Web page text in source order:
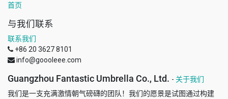
首页
与我们联系
联系我们
+86 20 3627 8101
info@goooleee.com
Guangzhou Fantastic Umbrella Co., Ltd. - 关于我们
我们是一支充满激情朝气磅礴的团队！我们的愿景是试图通过构建